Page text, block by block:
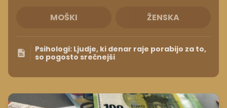
MOŠKI ŽENSKA
Psihologi: Ljudje, ki denar raje porabijo za to,
so pogosto srečnejši